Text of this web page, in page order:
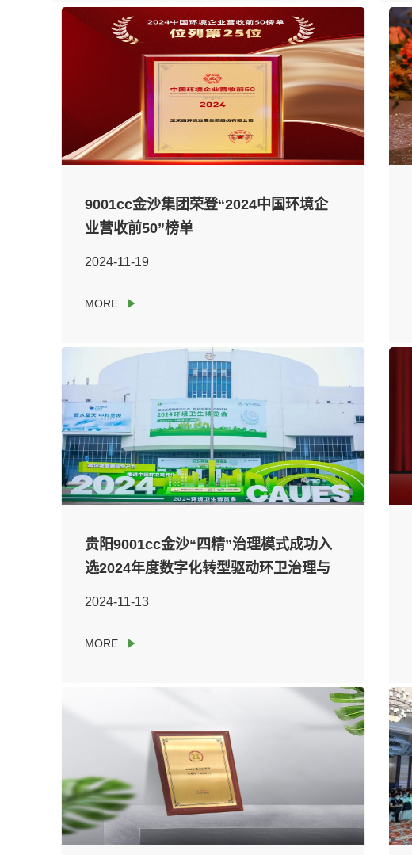
9001cc金沙集团荣登“2024中国环境企
业营收前50”榜单
2024-11-19
贵阳9001cc金沙“四精”治理模式成功入
选2024年度数字化转型驱动环卫治理与
2024-11-13